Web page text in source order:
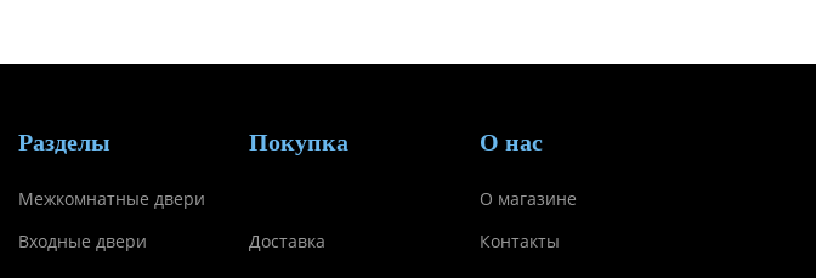
Разделы
Межкомнатные двери
Входные двери
Покупка
Доставка
О нас
О магазине
Контакты